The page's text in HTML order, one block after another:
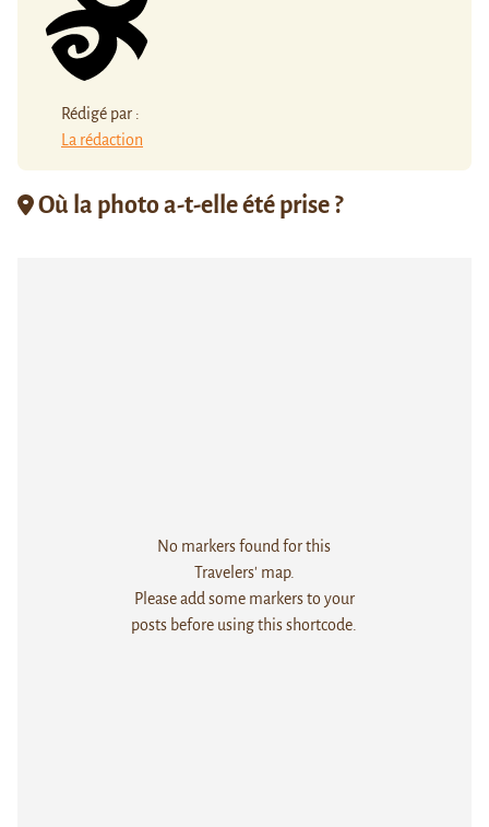
Rédigé par :
La rédaction
Où la photo a-t-elle été prise ?
No markers found for this
Travelers' map.
Please add some markers to your
posts before using this shortcode.